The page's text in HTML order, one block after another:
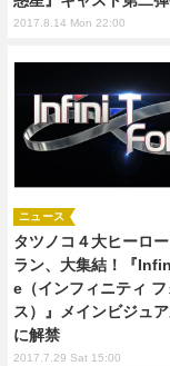
2017.8.14 Mon 22:00
タツノコ４大ヒーロ
ラン、大集結！『
e（インフィニティ フ
ス）』メインビジュ
に解禁
ニュース
2017.7.29 Sat 15:00